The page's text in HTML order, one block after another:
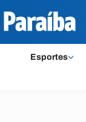
Esportes